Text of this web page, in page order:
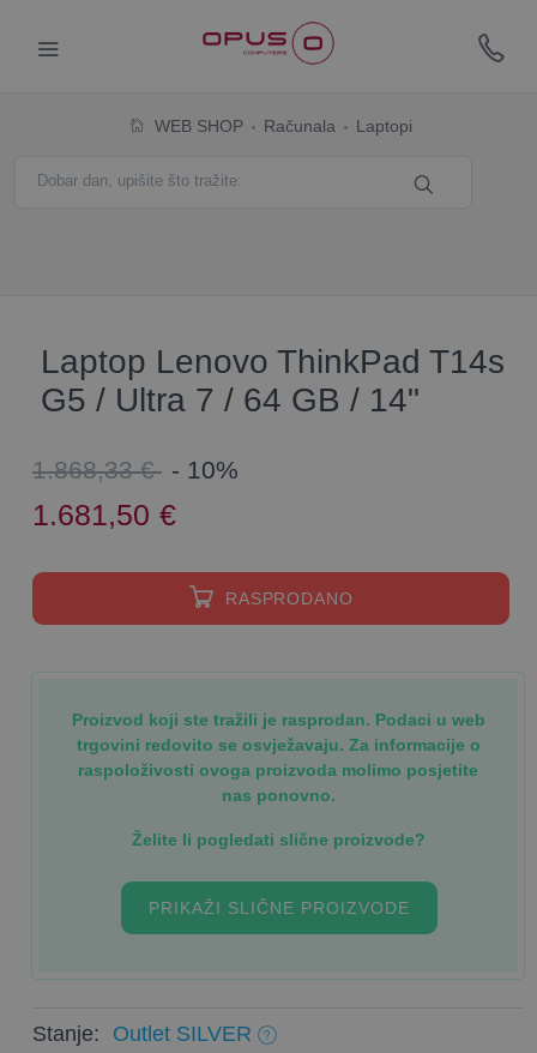
WEB SHOP Računala Laptopi
Laptop Lenovo ThinkPad T14s
G5 / Ultra 7 / 64 GB / 14"
1.868,33 € - 10%
1.681,50 €
RASPRODANO
Proizvod koji ste tražili je rasprodan. Podaci u web
trgovini redovito se osvježavaju. Za informacije o
raspoloživosti ovoga proizvoda molimo posjetite
nas ponovno.
Želite li pogledati slične proizvode?
PRIKAŽI SLIČNE PROIZVODE
Stanje: Outlet SILVER